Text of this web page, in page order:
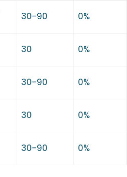
30-90 0%
30 0%
30-90 0%
30 0%
30-90 0%